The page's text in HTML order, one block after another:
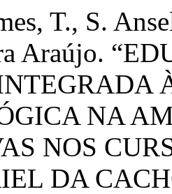
T., S.
Araújo.
NA
NOS
DA